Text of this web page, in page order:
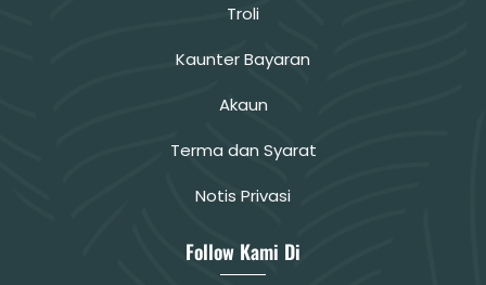
Troli
Kaunter Bayaran
Akaun
Terma dan Syarat
Notis Privasi
Follow Kami Di